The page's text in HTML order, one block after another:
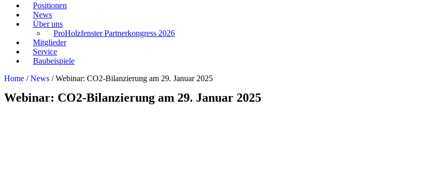
Positionen
News
Über uns
ProHolzfenster Partnerkongress 2026
Mitglieder
Service
Baubeispiele
Home /News /Webinar: CO2-Bilanzierung am 29. Januar 2025
Webinar: CO2-Bilanzierung am 29. Januar 2025